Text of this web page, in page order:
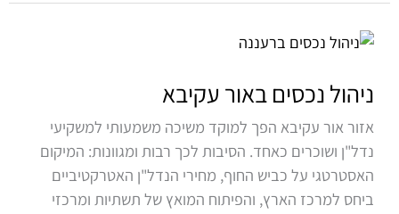
ניהול נכסים באור עקיבא
אזור אור עקיבא הפך למוקד משיכה משמעותי למשקיעי
נדל"ן ושוכרים כאחד. הסיבות לכך רבות ומגוונות: המיקום
האסטרטגי על כביש החוף, מחירי הנדל"ן האטרקטיביים
ביחס למרכז הארץ, והפיתוח המואץ של תשתיות ומרכזי
ניהול
באור